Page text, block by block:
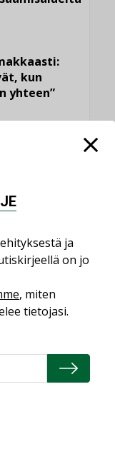
kun
yhteen”
ja
on jo
, miten
tietojasi.